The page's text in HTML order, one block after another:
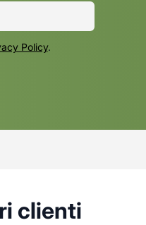
Policy.
clienti